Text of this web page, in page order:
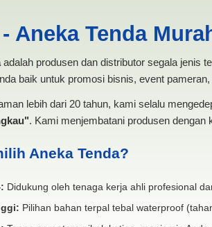
Aneka Tenda
adalah produsen dan distributor segala jenis
baik untuk promosi bisnis, event
lebih dari 20 tahun, kami selalu
. Kami menjembatani produsen
Aneka Tenda?
Didukung oleh tenaga kerja ahli profesional
Pilihan bahan terpal tebal waterproof